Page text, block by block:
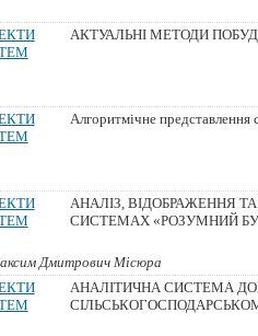
АКТУАЛЬНІ МЕТОДИ
Алгоритмічне представлення
АНАЛІЗ, ВІДОБРАЖЕННЯ
СИСТЕМАХ «РОЗУМНИЙ
Дмитрович Місюра
АНАЛІТИЧНА СИСТЕМА